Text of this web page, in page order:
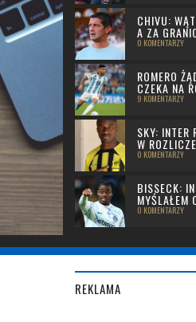
CHIVU:
A ZA
0 KOMENTARZY
ROMERO
CZEKA NA
9 KOMENTARZY
SKY: INTER
W
0 KOMENTARZY
BISSECK:
MYŚLAŁEM
0 KOMENTARZY
REKLAMA